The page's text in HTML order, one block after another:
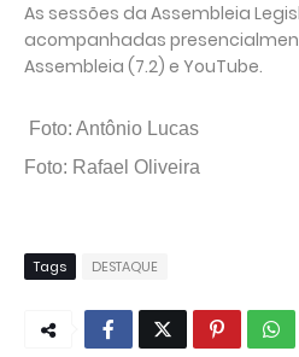
As sessões da Assembleia
acompanhadas
Assembleia (7.2) e YouTube.
Foto: Antônio Lucas
Foto: Rafael Oliveira
Tags DESTAQUE